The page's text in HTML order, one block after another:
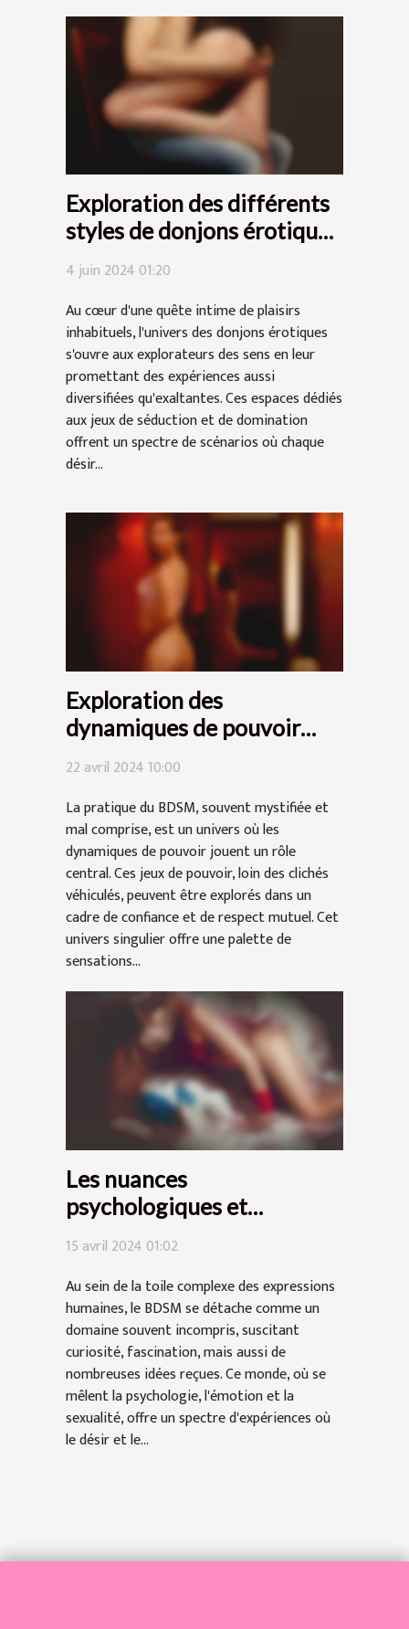
Exploration des différents
styles de donjons érotiques
: Comment choisir celui qui
vous convient ?
4 juin 2024 01:20
Au cœur d'une quête intime de plaisirs
inhabituels, l'univers des donjons érotiques
s'ouvre aux explorateurs des sens en leur
promettant des expériences aussi
diversifiées qu'exaltantes. Ces espaces dédiés
aux jeux de séduction et de domination
offrent un spectre de scénarios où chaque
désir...
Exploration des
dynamiques de pouvoir
dans les relations BDSM :
22 avril 2024 10:00
La pratique du BDSM, souvent mystifiée et
mal comprise, est un univers où les
dynamiques de pouvoir jouent un rôle
central. Ces jeux de pouvoir, loin des clichés
véhiculés, peuvent être explorés dans un
cadre de confiance et de respect mutuel. Cet
univers singulier offre une palette de
sensations...
Les nuances
psychologiques et
émotionnelles derrière le
approfondi
15 avril 2024 01:02
Au sein de la toile complexe des expressions
humaines, le BDSM se détache comme un
domaine souvent incompris, suscitant
curiosité, fascination, mais aussi de
nombreuses idées reçues. Ce monde, où se
mêlent la psychologie, l'émotion et la
sexualité, offre un spectre d'expériences où
le désir et le...